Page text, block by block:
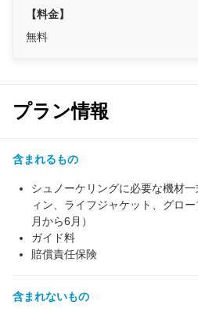
【料金】
無料
プラン情報
含まれるもの
シュノーケリングに必要な機材
ィン、ライフジャケット、グロ
月から6月）
ガイド料
賠償責任保険
含まれないもの